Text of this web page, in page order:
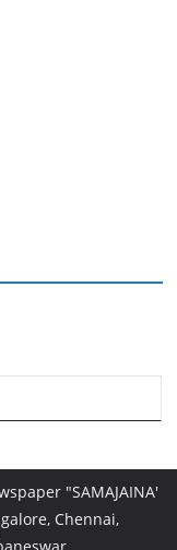
"SAMAJAINA'
Chennai,